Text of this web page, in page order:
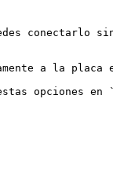
conectarlo
a la
opciones en